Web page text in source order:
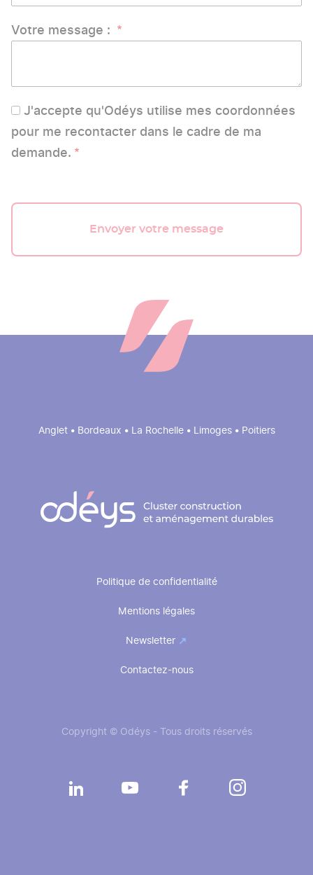
Votre message :
J'accepte qu'Odéys utilise mes coordonnées
pour me recontacter dans le cadre de ma
demande.
Envoyer votre message
Anglet • Bordeaux • La Rochelle • Limoges • Poitiers
Politique de confidentialité
Mentions légales
Newsletter
Contactez-nous
Copyright © Odéys - Tous droits réservés
Réseaux